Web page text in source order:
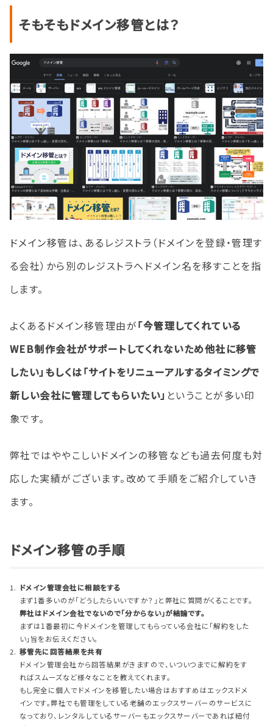
そもそもドメイン移管とは？
ドメイン移管は、あるレジストラ（ドメインを登録・管理す
る会社）から別のレジストラへドメイン名を移すことを指
します。
よくあるドメイン移管理由が「今管理してくれている
WEB制作会社がサポートしてくれないため他社に移管
したい」もしくは「サイトをリニューアルするタイミングで
新しい会社に管理してもらいたい」 ということが多い印
象です。
弊社ではややこしいドメインの移管なども過去何度も対
応した実績がございます。改めて手順をご紹介していき
ます。
ドメイン移管の手順
ドメイン管理会社に相談をする
まず1番多いのが「どうしたらいいですか？」と弊社に質問がくることです。
弊社はドメイン会社でないので「分からない」が結論です。
まずは1番最初に今ドメインを管理してもらっている会社に「解約をした
い」旨をお伝えください。
移管先に回答結果を共有
ドメイン管理会社から回答結果がきますので、いついつまでに解約をす
ればスムーズなど様々なことを教えてくれます。
もし完全に個人でドメインを移管したい場合はおすすめはエックスドメ
インです。弊社でも管理をしている老舗のエックスサーバーのサービスに
なっており、レンタルしているサーバーもエックスサーバーであれば紐付